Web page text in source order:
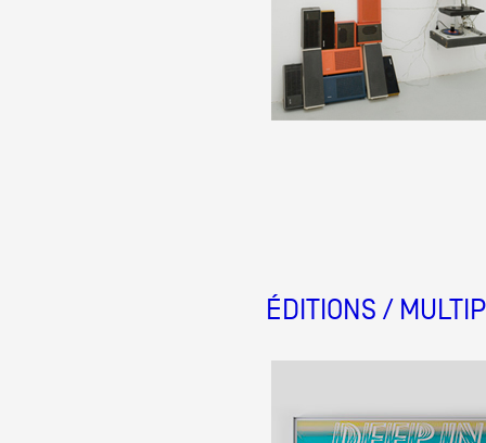
ÉDITIONS /